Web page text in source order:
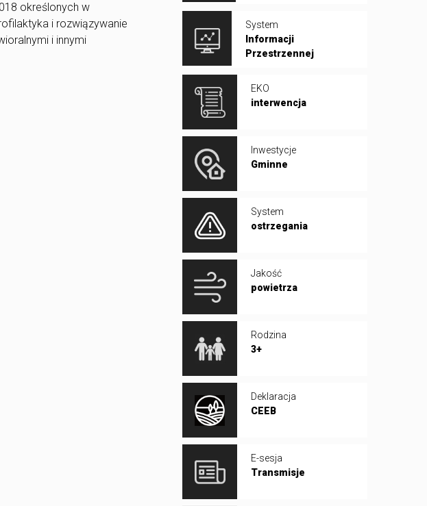
określonych w
i rozwiązywanie
i innymi
System
Informacji
Przestrzennej
EKO
interwencja
Inwestycje
Gminne
System
ostrzegania
Jakość
powietrza
Rodzina
3+
Deklaracja
CEEB
E-sesja
Transmisje